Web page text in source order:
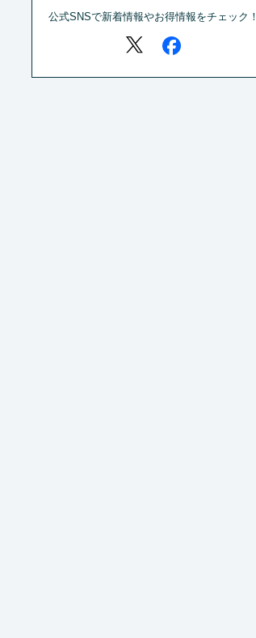
公式SNSで新着情報やお得情報をチェック！